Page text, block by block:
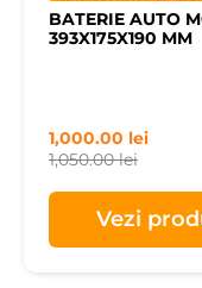
BATERIE AUTO
393X175X190 MM
1,050.00lei
1,000.00 lei
Vezi